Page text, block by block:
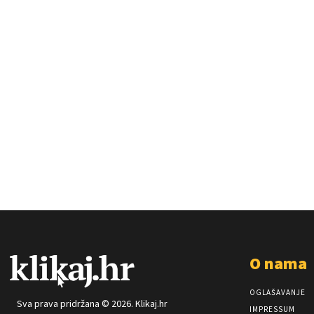
Sva prava pridržana © 2026. Klikaj.hr
O nama
OGLAŠAVANJE
IMPRESSUM